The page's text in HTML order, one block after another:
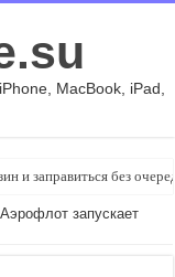
MacBook, iPad,
и заправиться без
запускает